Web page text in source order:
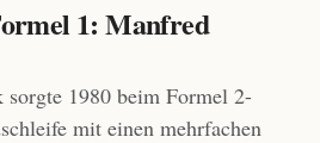
1: Manfred
1980 beim Formel 2-
mit einen mehrfachen